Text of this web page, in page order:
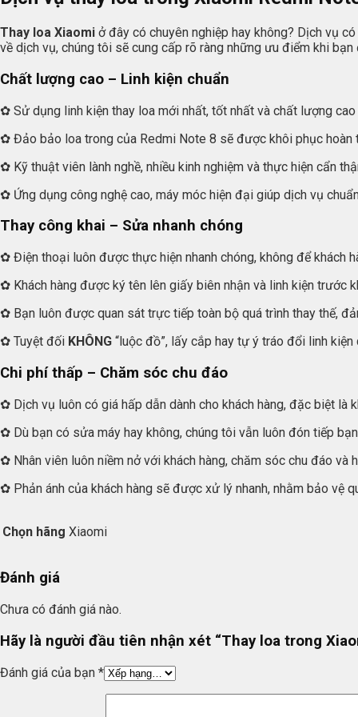
Thay loa Xiaomi ở đây có chuyên nghiệp hay không? Dịch vụ
về dịch vụ, chúng tôi sẽ cung cấp rõ ràng những ưu điểm khi bạn
Chất lượng cao – Linh kiện chuẩn
✿ Sử dụng linh kiện thay loa mới nhất, tốt nhất và chất lượng
✿ Đảo bảo loa trong của Redmi Note 8 sẽ được khôi phục hoàn
✿ Kỹ thuật viên lành nghề, nhiều kinh nghiệm và thực hiện cẩn
✿ Ứng dụng công nghệ cao, máy móc hiện đại giúp dịch vụ
Thay công khai – Sửa nhanh chóng
✿ Điện thoại luôn được thực hiện nhanh chóng, không để khách
✿ Khách hàng được ký tên lên giấy biên nhận và linh kiện trước
✿ Bạn luôn được quan sát trực tiếp toàn bộ quá trình thay thế,
✿ Tuyệt đối KHÔNG “luộc đồ”, lấy cắp hay tự ý tráo đổi linh
Chi phí thấp – Chăm sóc chu đáo
✿ Dịch vụ luôn có giá hấp dẫn dành cho khách hàng, đặc biệt là
✿ Dù bạn có sửa máy hay không, chúng tôi vẫn luôn đón tiếp
✿ Nhân viên luôn niềm nở với khách hàng, chăm sóc chu đáo và
✿ Phản ánh của khách hàng sẽ được xử lý nhanh, nhằm bảo vệ
Chọn hãng Xiaomi
Đánh giá
Chưa có đánh giá nào.
Hãy là người đầu tiên nhận xét “Thay loa trong
Đánh giá của bạn *